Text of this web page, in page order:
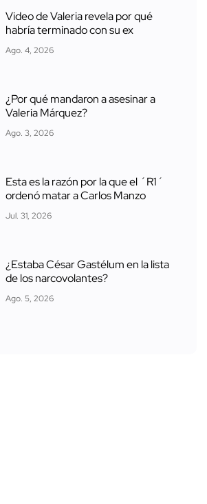
Video de Valeria revela por qué
habría terminado con su ex
Ago. 4, 2026
¿Por qué mandaron a asesinar a
Valeria Márquez?
Ago. 3, 2026
Esta es la razón por la que el ´R1´
ordenó matar a Carlos Manzo
Jul. 31, 2026
¿Estaba César Gastélum en la lista
de los narcovolantes?
Ago. 5, 2026